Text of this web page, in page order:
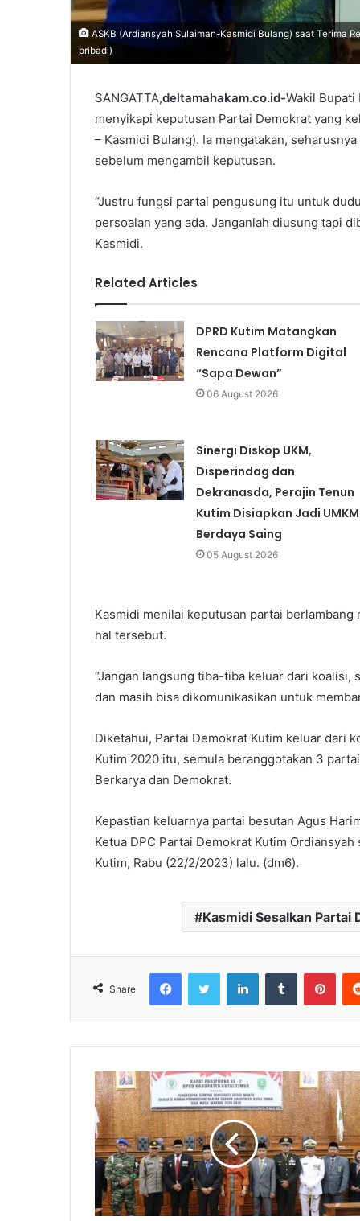
ASKB (Ardiansyah Sulaiman-Kasmidi Bulang) saat Terima
pribadi)
SANGATTA,deltamahakam.co.id-Wakil Bupati
menyikapi keputusan Partai Demokrat yang
– Kasmidi Bulang). Ia mengatakan,
sebelum mengambil keputusan.
“Justru fungsi partai pengusung itu untuk
persoalan yang ada. Janganlah diusung tapi
Kasmidi.
Related Articles
DPRD Kutim Matangkan
Rencana Platform Digital
“Sapa Dewan”
06 August 2026
Sinergi Diskop UKM,
Disperindag dan
Dekranasda, Perajin Tenun
Kutim Disiapkan Jadi UMKM
Berdaya Saing
05 August 2026
Kasmidi menilai keputusan partai
hal tersebut.
“Jangan langsung tiba-tiba keluar dari koalisi,
dan masih bisa dikomunikasikan untuk
Diketahui, Partai Demokrat Kutim keluar dari
Kutim 2020 itu, semula beranggotakan 3
Berkarya dan Demokrat.
Kepastian keluarnya partai besutan Agus
Ketua DPC Partai Demokrat Kutim
Kutim, Rabu (22/2/2023) lalu. (dm6).
Kasmidi Sesalkan Partai
Share